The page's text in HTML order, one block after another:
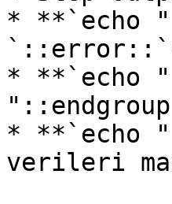
* **`echo
* **`echo
* **`echo
verileri